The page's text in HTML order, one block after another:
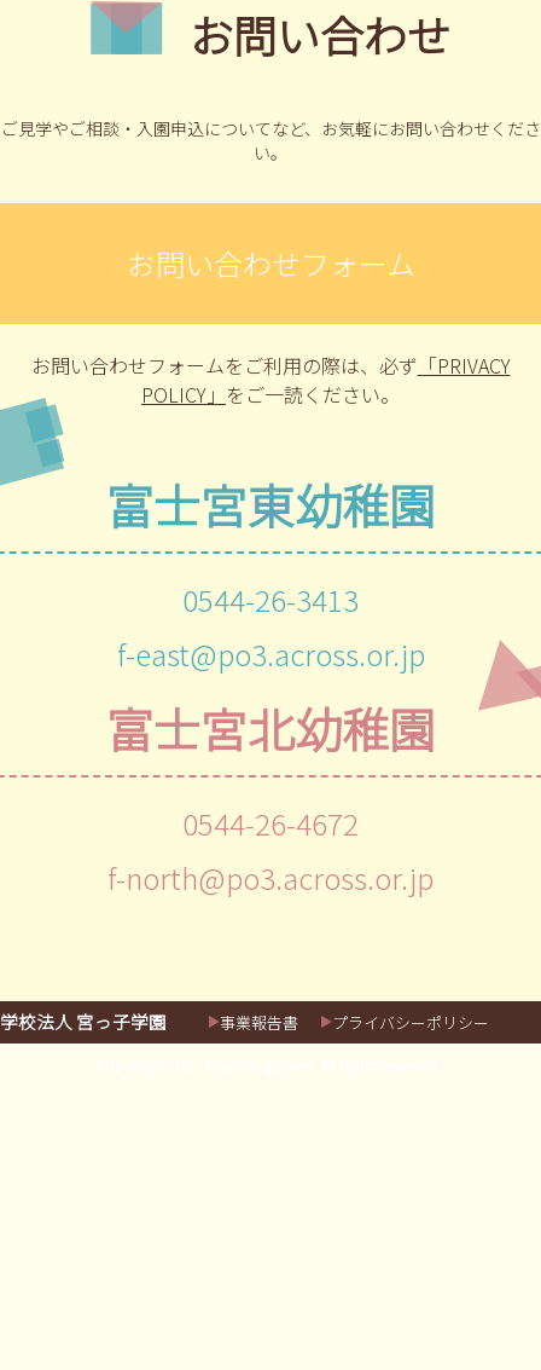
お問い合わせ
ご見学やご相談・入園申込についてなど、 お気軽にお問い合わせくださ
い。
お問い合わせフォーム
お問い合わせフォームをご利用の際は、 必ず 「PRIVACY
POLICY」 をご一読ください。
富士宮東幼稚園
0544-26-3413
f-east@po3.across.or.jp
富士宮北幼稚園
0544-26-4672
f-north@po3.across.or.jp
学校法人 宮っ子学園 事業報告書 プライバシーポリシー